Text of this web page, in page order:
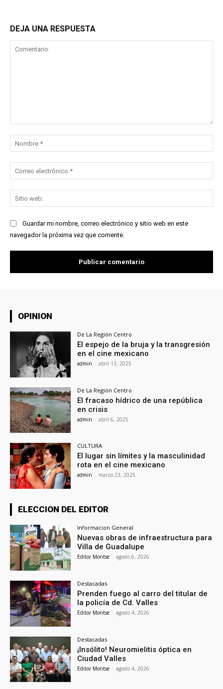
DEJA UNA RESPUESTA
Guardar mi nombre, correo electrónico y sitio web en este
navegador la próxima vez que comente.
OPINION
De La Región Centro
El espejo de la bruja y la transgresión
en el cine mexicano
admin - abril 13, 2025
De La Región Centro
El fracaso hídrico de una república
en crisis
admin - abril 6, 2025
CULTURA
El lugar sin límites y la masculinidad
rota en el cine mexicano
admin - marzo 23, 2025
ELECCION DEL EDITOR
Informacion General
Nuevas obras de infraestructura para
Villa de Guadalupe
Editor Montse - agosto 6, 2026
Destacadas
Prenden fuego al carro del titular de
la policía de Cd. Valles
Editor Montse - agosto 4, 2026
Destacadas
¡Insólito! Neuromielitis óptica en
Ciudad Valles
Editor Montse - agosto 4, 2026